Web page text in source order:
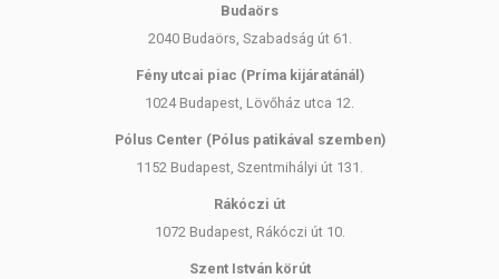
Budaörs
2040 Budaörs, Szabadság út 61.
Fény utcai piac (Príma kijáratánál)
1024 Budapest, Lövőház utca 12.
Pólus Center (Pólus patikával szemben)
1152 Budapest, Szentmihályi út 131.
Rákóczi út
1072 Budapest, Rákóczi út 10.
Szent István körút